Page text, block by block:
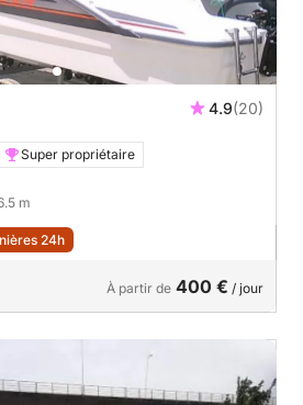
4.9(20)
Super propriétaire
m
24h
À partir de 400 € / jour